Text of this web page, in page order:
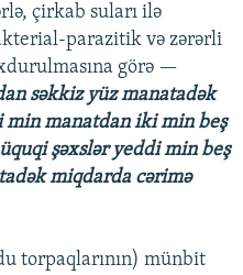
çirkab suları ilə
parazitik və zərərli
görə —
səkkiz yüz manatadək
manatdan iki min beş
şəxslər yeddi min beş
miqdarda cərimə
torpaqlarının) münbit